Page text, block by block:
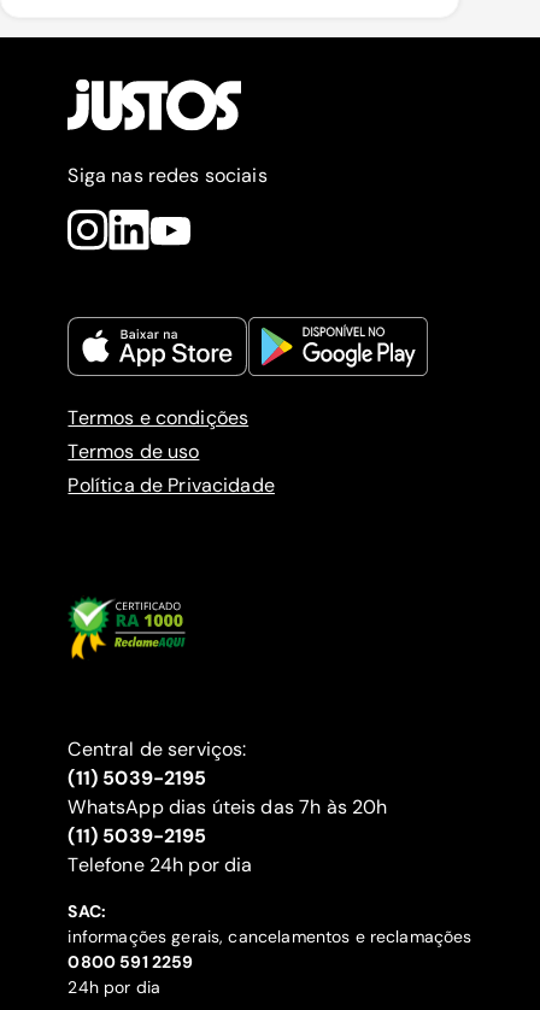
Siga nas redes sociais
Termos e condições
Termos de uso
Política de Privacidade
Central de serviços:
(11) 5039-2195
WhatsApp dias úteis das 7h às 20h
(11) 5039-2195
‍Telefone 24h por dia
SAC:
informações gerais, cancelamentos e reclamações
‍0800 591 2259
24h por dia